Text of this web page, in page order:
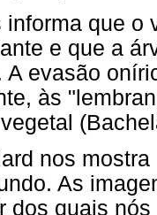
informa que o
e que a
A evasão
às
nos
As
dos quais